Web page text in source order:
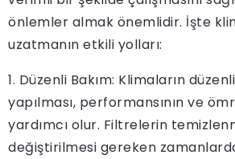
önlemler almak önemlidir. İşte
uzatmanın etkili yolları:
1. Düzenli Bakım: Klimaların
yapılması, performansının ve
yardımcı olur. Filtrelerin
değiştirilmesi gereken